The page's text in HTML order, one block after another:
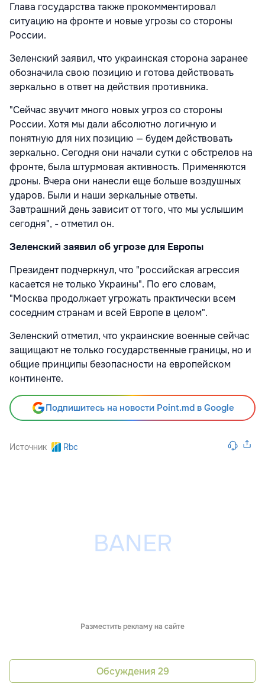
Глава государства также прокомментировал
ситуацию на фронте и новые угрозы со стороны
России.
Зеленский заявил, что украинская сторона заранее
обозначила свою позицию и готова действовать
зеркально в ответ на действия противника.
"Сейчас звучит много новых угроз со стороны
России. Хотя мы дали абсолютно логичную и
понятную для них позицию — будем действовать
зеркально. Сегодня они начали сутки с обстрелов на
фронте, была штурмовая активность. Применяются
дроны. Вчера они нанесли еще больше воздушных
ударов. Были и наши зеркальные ответы.
Завтрашний день зависит от того, что мы услышим
сегодня", - отметил он.
Зеленский заявил об угрозе для Европы
Президент подчеркнул, что "российская агрессия
касается не только Украины". По его словам,
"Москва продолжает угрожать практически всем
соседним странам и всей Европе в целом".
Зеленский отметил, что украинские военные сейчас
защищают не только государственные границы, но и
общие принципы безопасности на европейском
континенте.
Подпишитесь на новости Point.md в Google
Источник Rbc
Разместить рекламу на сайте
Обсуждения 29